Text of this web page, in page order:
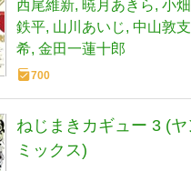
西尾維新 暁月あきら 小
鉄平 山川あいじ 中山敦支
希 金田一蓮十郎
700
ねじまきカギュー 3 (
ミックス)